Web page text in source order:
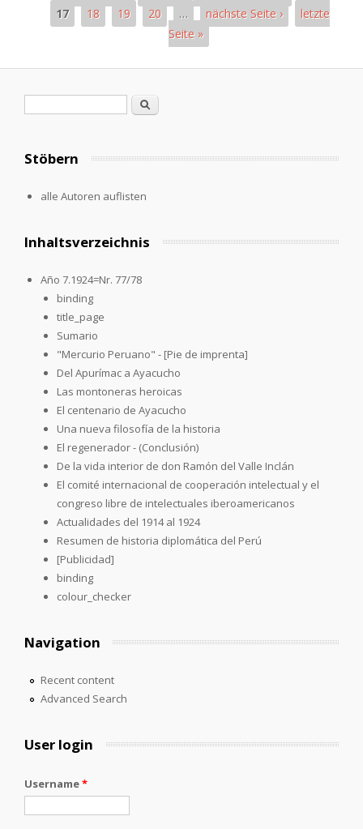
17
18 19 20 … nächste Seite ›
letzte
Seite »
Search
Stöbern
alle Autoren auflisten
Inhaltsverzeichnis
Año 7.1924=Nr. 77/78
binding
title_page
Sumario
"Mercurio Peruano" - [Pie de imprenta]
Del Apurímac a Ayacucho
Las montoneras heroicas
El centenario de Ayacucho
Una nueva filosofía de la historia
El regenerador - (Conclusión)
De la vida interior de don Ramón del Valle Inclán
El comité internacional de cooperación intelectual y el
congreso libre de intelectuales iberoamericanos
Actualidades del 1914 al 1924
Resumen de historia diplomática del Perú
[Publicidad]
binding
colour_checker
Navigation
Recent content
Advanced Search
User login
Username*